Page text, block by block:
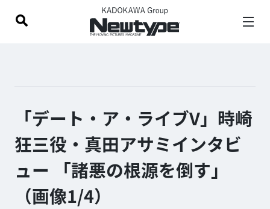
「デート・ア・ライブV」時崎
狂三役・真田アサミインタビ
ュー 「諸悪の根源を倒す」
（画像1/4）